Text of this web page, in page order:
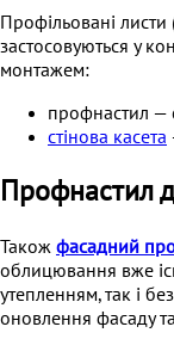
Профільовані листи
застосовуються у
монтажем:
профнастил —
стінова касета
Профнастил
Також фасадний
облицювання вже
утепленням, так і
оновлення фасаду